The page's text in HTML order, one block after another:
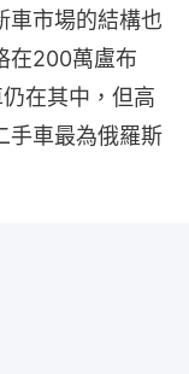
車市場的結構也
在200萬盧布
在其中，但高
手車最為俄羅斯